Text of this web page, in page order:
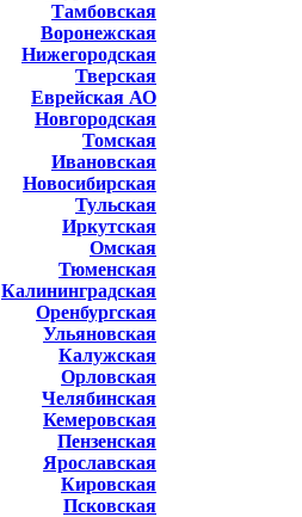
Тамбовская
Воронежская
Нижегородская
Тверская
Еврейская АО
Новгородская
Томская
Ивановская
Новосибирская
Тульская
Иркутская
Омская
Тюменская
Калининградская
Оренбургская
Ульяновская
Калужская
Орловская
Челябинская
Кемеровская
Пензенская
Ярославская
Кировская
Псковская